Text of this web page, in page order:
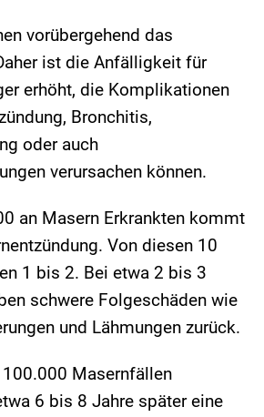
vorübergehend das
ist die Anfälligkeit für
erhöht, die Komplikationen
Bronchitis,
oder auch
verursachen können.
an Masern Erkrankten kommt
Von diesen 10
1 bis 2. Bei etwa 2 bis 3
schwere Folgeschäden wie
und Lähmungen zurück.
Masernfällen
6 bis 8 Jahre später eine